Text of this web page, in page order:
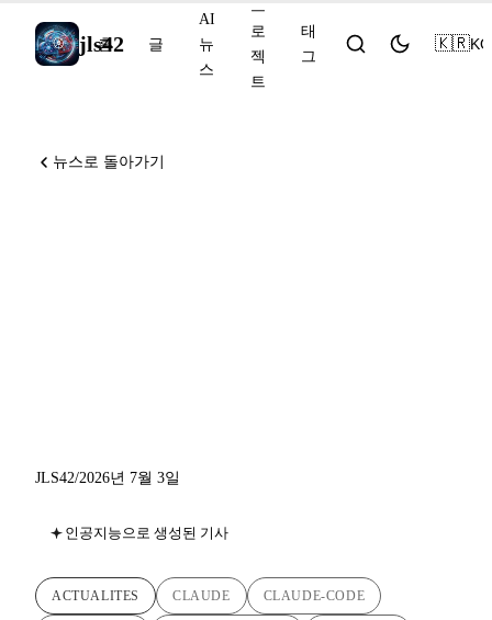
jls42
홈 글
AI
뉴
스
프
로
젝
트
태
그
🇰🇷KO
뉴스로 돌아가기
JLS42/2026년 7월 3일
인공지능으로 생성된 기사
ACTUALITES CLAUDE CLAUDE-CODE